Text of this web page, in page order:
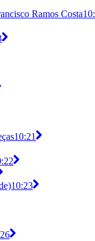
Ramos Costa
10:21
10:23